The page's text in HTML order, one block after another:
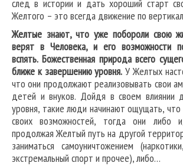
след в истории и дать хороший старт
Желтого – это всегда движение по
Желтые знают, что уже побороли свою
верят в Человека, и его возможности
вспять. Божественная природа всего
ближе к завершению уровня. У Желтых
что они продолжают реализовывать свои
детей и внуков. Дойдя в своем влиянии
уровня, такие люди начинают ощущать,
своих возможностей, тогда они либо
продолжая Желтый путь на другой
заниматься самоуничтожением
экстремальный спорт и прочее), либо…